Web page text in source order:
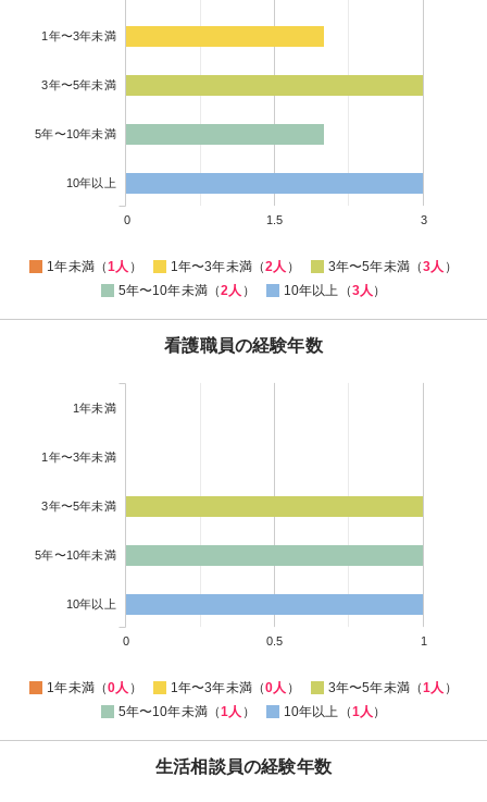
1年〜3年未満
3年〜5年未満
5年〜10年未満
10年以上
0 1.5 3
1年未満（1人 ） 1年〜3年未満（2人 ） 3年〜5年未満（3人 ）
5年〜10年未満（2人 ） 10年以上（3人 ）
看護職員の経験年数
1年未満
1年〜3年未満
3年〜5年未満
5年〜10年未満
10年以上
0 0.5 1
1年未満（0人 ） 1年〜3年未満（0人 ） 3年〜5年未満（1人 ）
5年〜10年未満（1人 ） 10年以上（1人 ）
生活相談員の経験年数